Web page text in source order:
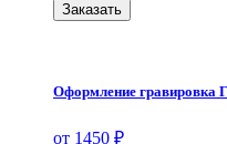
Заказать
Оформление гравировка
от 1450 ₽